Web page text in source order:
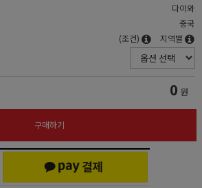
다이와
중국
(조건) 지역별
0 원
구매하기